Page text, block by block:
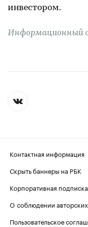
инвестором.
Информационный
Контактная информация
Скрыть баннеры на РБК
Корпоративная подписка
О соблюдении
Пользовательское